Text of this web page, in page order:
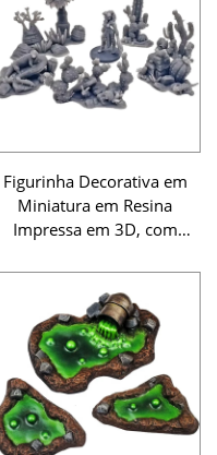
Figurinha Decorativa em
Miniatura em Resina
Impressa em 3D, com
Ornamento Colecionável